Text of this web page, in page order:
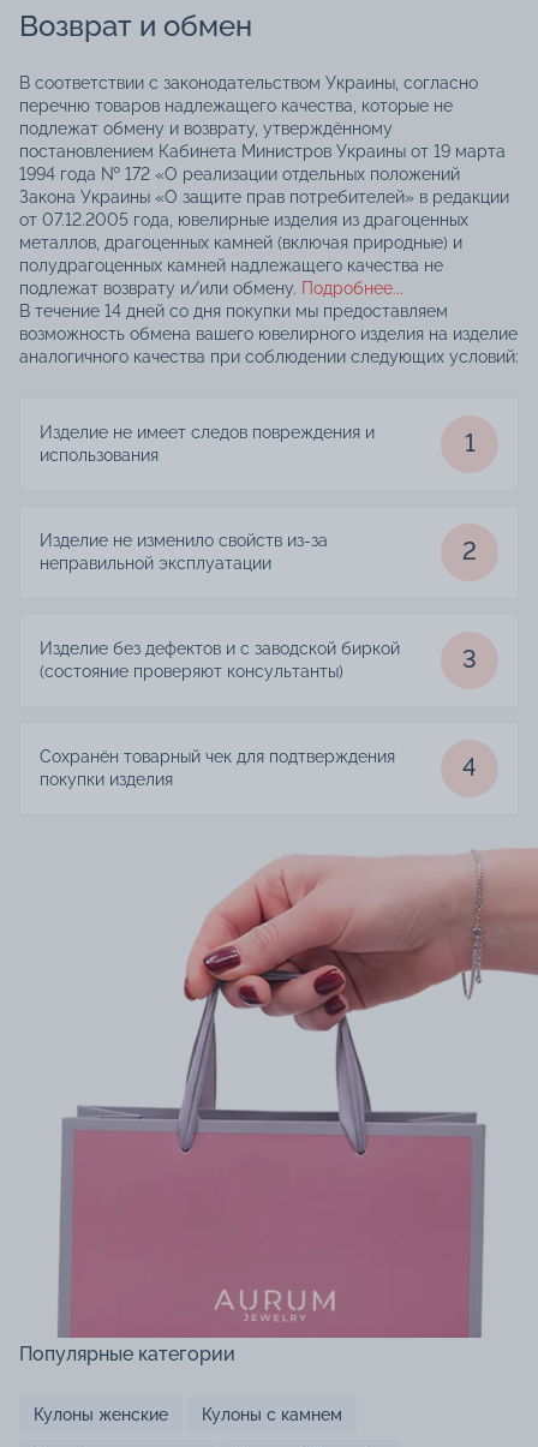
Возврат и обмен
В соответствии с законодательством Украины, согласно
перечню товаров надлежащего качества, которые не
подлежат обмену и возврату, утверждённому
постановлением Кабинета Министров Украины от 19 марта
1994 года № 172 «О реализации отдельных положений
Закона Украины «О защите прав потребителей» в редакции
от 07.12.2005 года, ювелирные изделия из драгоценных
металлов, драгоценных камней (включая природные) и
полудрагоценных камней надлежащего качества не
подлежат возврату и/или обмену. Подробнее...
В течение 14 дней со дня покупки мы предоставляем
возможность обмена вашего ювелирного изделия на изделие
аналогичного качества при соблюдении следующих условий:
Изделие не имеет следов повреждения и
использования
1
Изделие не изменило свойств из-за
неправильной эксплуатации
2
Изделие без дефектов и с заводской биркой
(состояние проверяют консультанты)
3
Сохранён товарный чек для подтверждения
покупки изделия
4
Популярные категории
Кулоны женские Кулоны с камнем